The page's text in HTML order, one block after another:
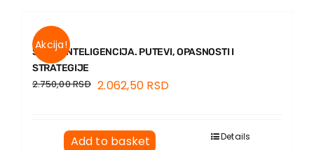
Akcija!
SUPERINTELIGENCIJA. PUTEVI, OPASNOSTI I
STRATEGIJE
2.750,00RSD 2.062,50 RSD
Add to basket Details